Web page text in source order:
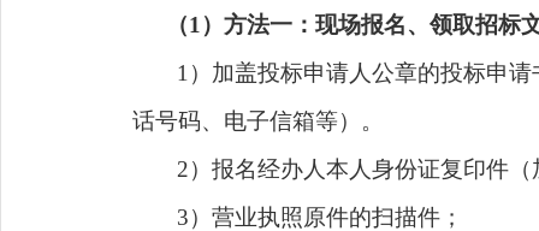
（1 ） 方法一：现场报名、领取招标
1）加盖投标申请人公章的投标申请
话号码、 电子信箱等） 。
2）报名经办人本人身份证复印件
3）营业执照原件的扫描件；